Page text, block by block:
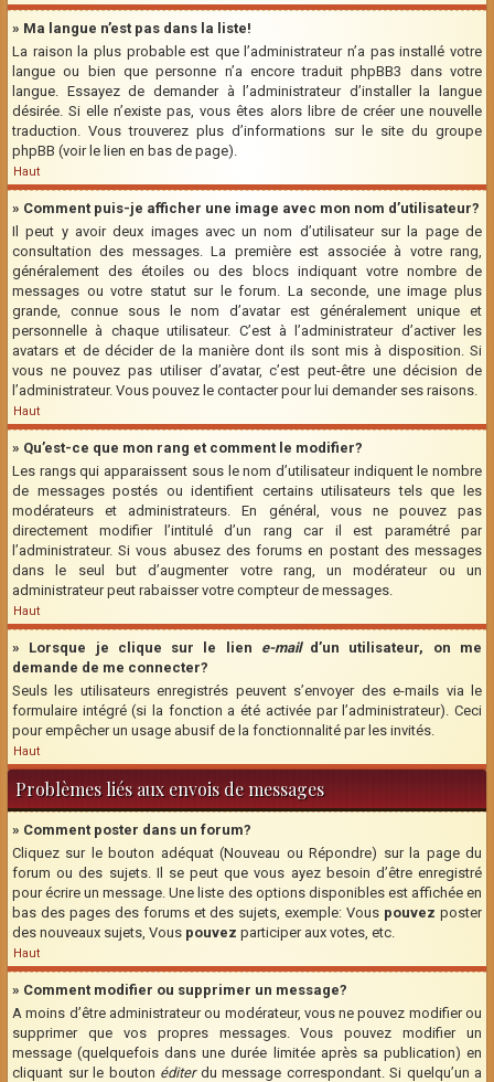
» Ma langue n’est pas dans la liste!
La raison la plus probable est que l’administrateur n’a pas installé votre
langue ou bien que personne n’a encore traduit phpBB3 dans votre
langue. Essayez de demander à l’administrateur d’installer la langue
désirée. Si elle n’existe pas, vous êtes alors libre de créer une nouvelle
traduction. Vous trouverez plus d’informations sur le site du groupe
phpBB (voir le lien en bas de page).
Haut
» Comment puis-je afficher une image avec mon nom d’utilisateur?
Il peut y avoir deux images avec un nom d’utilisateur sur la page de
consultation des messages. La première est associée à votre rang,
généralement des étoiles ou des blocs indiquant votre nombre de
messages ou votre statut sur le forum. La seconde, une image plus
grande, connue sous le nom d’avatar est généralement unique et
personnelle à chaque utilisateur. C’est à l’administrateur d’activer les
avatars et de décider de la manière dont ils sont mis à disposition. Si
vous ne pouvez pas utiliser d’avatar, c’est peut-être une décision de
l’administrateur. Vous pouvez le contacter pour lui demander ses raisons.
Haut
» Qu’est-ce que mon rang et comment le modifier?
Les rangs qui apparaissent sous le nom d’utilisateur indiquent le nombre
de messages postés ou identifient certains utilisateurs tels que les
modérateurs et administrateurs. En général, vous ne pouvez pas
directement modifier l’intitulé d’un rang car il est paramétré par
l’administrateur. Si vous abusez des forums en postant des messages
dans le seul but d’augmenter votre rang, un modérateur ou un
administrateur peut rabaisser votre compteur de messages.
Haut
» Lorsque je clique sur le lien e-maild’un utilisateur, on me
demande de me connecter?
Seuls les utilisateurs enregistrés peuvent s’envoyer des e-mails via le
formulaire intégré (si la fonction a été activée par l’administrateur). Ceci
pour empêcher un usage abusif de la fonctionnalité par les invités.
Haut
Problèmes liés aux envois de messages
» Comment poster dans un forum?
Cliquez sur le bouton adéquat (Nouveau ou Répondre) sur la page du
forum ou des sujets. Il se peut que vous ayez besoin d’être enregistré
pour écrire un message. Une liste des options disponibles est affichée en
bas des pages des forums et des sujets, exemple: Vous pouvez poster
des nouveaux sujets, Vous pouvez participer aux votes, etc.
Haut
» Comment modifier ou supprimer un message?
A moins d’être administrateur ou modérateur, vous ne pouvez modifier ou
supprimer que vos propres messages. Vous pouvez modifier un
message (quelquefois dans une durée limitée après sa publication) en
cliquant sur le bouton éditerdu message correspondant. Si quelqu’un a